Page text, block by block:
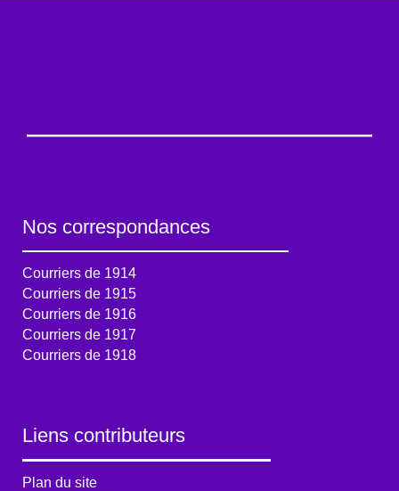
Nos correspondances
Courriers de 1914
Courriers de 1915
Courriers de 1916
Courriers de 1917
Courriers de 1918
Liens contributeurs
Plan du site